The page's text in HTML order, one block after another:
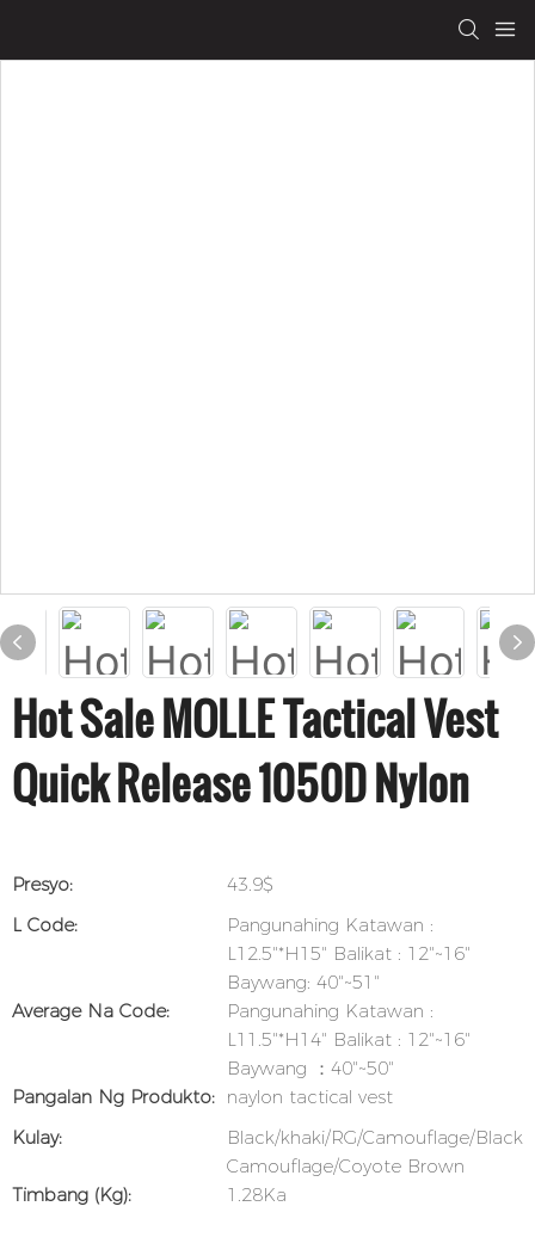
Hot Sale MOLLE Tactical Vest
Quick Release 1050D Nylon
Presyo:
43.9$
L Code:
Pangunahing Katawan :
L12.5"*H15" Balikat : 12"~16"
Baywang: 40"~51"
Average Na Code:
Pangunahing Katawan :
L11.5"*H14" Balikat : 12"~16"
Baywang ：40"~50"
Pangalan Ng Produkto: naylon tactical vest
Kulay:
Black/khaki/RG/Camouflage/Black
Camouflage/Coyote Brown
Timbang (kg):
1.28Ka